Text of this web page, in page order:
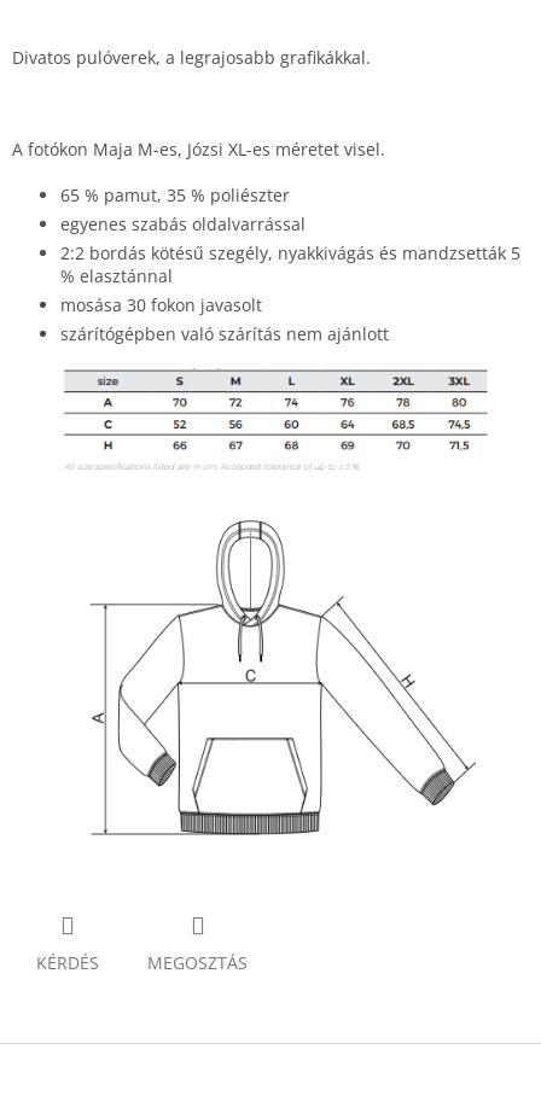
Divatos pulóverek, a legrajosabb grafikákkal.
A fotókon Maja M-es, Józsi XL-es méretet visel.
65 % pamut, 35 % poliészter
egyenes szabás oldalvarrással
2:2 bordás kötésű szegély, nyakkivágás és mandzsetták 5
% elasztánnal
mosása 30 fokon javasolt
szárítógépben való szárítás nem ajánlott
KÉRDÉS MEGOSZTÁS